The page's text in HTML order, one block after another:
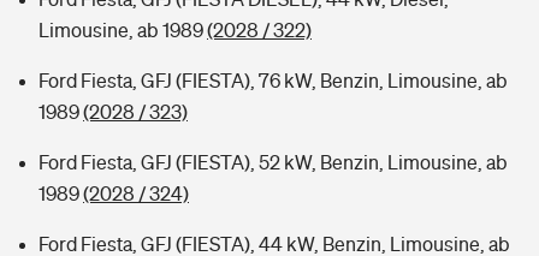
Limousine, ab 1989(2028 / 322)
Ford Fiesta, GFJ (FIESTA), 76 kW, Benzin, Limousine, ab
1989(2028 / 323)
Ford Fiesta, GFJ (FIESTA), 52 kW, Benzin, Limousine, ab
1989(2028 / 324)
Ford Fiesta, GFJ (FIESTA), 44 kW, Benzin, Limousine, ab